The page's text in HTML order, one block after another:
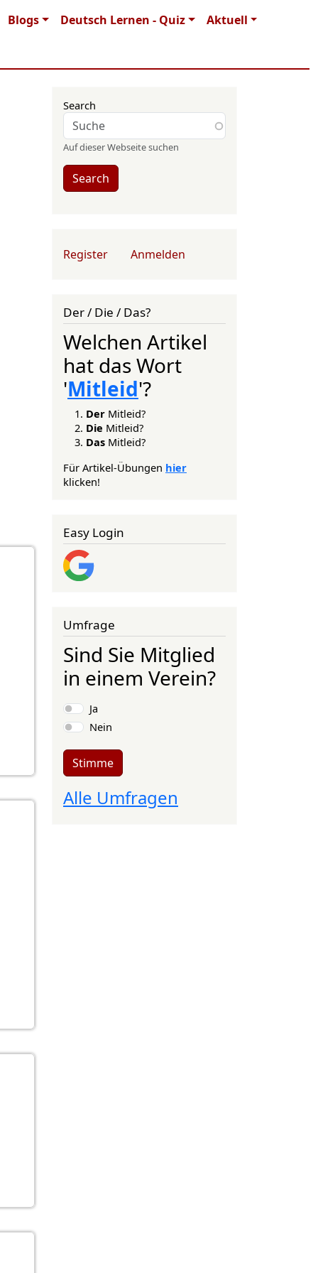
Blogs Deutsch Lernen - Quiz Aktuell
Search
Auf dieser Webseite suchen
Search
User account menu
Register Anmelden
Der / Die / Das?
Welchen Artikel
hat das Wort
'Mitleid'?
Der Mitleid?
Die Mitleid?
Das Mitleid?
Für Artikel-Übungen hier
klicken!
Easy Login
Umfrage
Sind Sie Mitglied
in einem Verein?
Auswahlmöglichkeiten
Ja
Nein
Stimme
Alle Umfragen